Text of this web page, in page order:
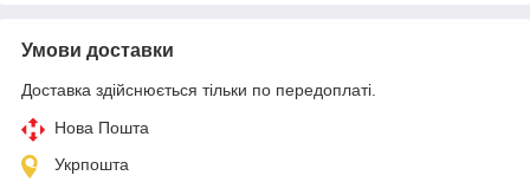
Умови доставки
Доставка здійснюється тільки по передоплаті.
Нова Пошта
Укрпошта